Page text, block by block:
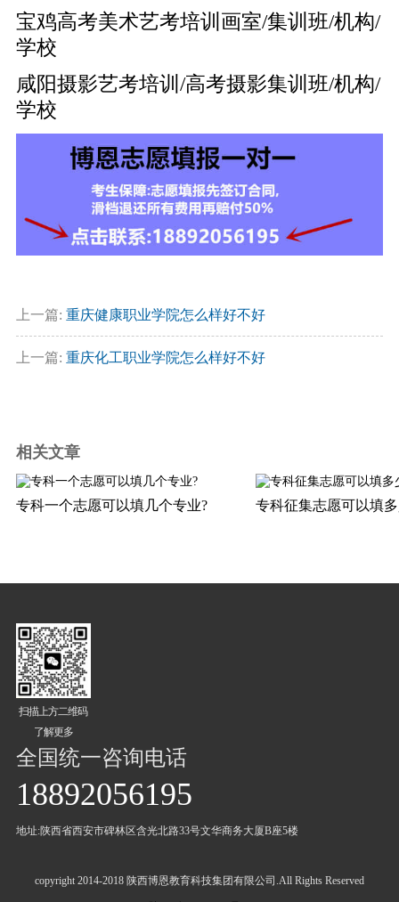
宝鸡高考美术艺考培训画室/集训班/机构/
学校
咸阳摄影艺考培训/高考摄影集训班/机构/
学校
上一篇: 重庆健康职业学院怎么样好不好
上一篇: 重庆化工职业学院怎么样好不好
相关文章
专科一个志愿可以填几个专业? 专科征集志愿可以填
扫描上方二维码
了解更多
全国统一咨询电话
18892056195
地址:陕西省西安市碑林区含光北路33号文华商务大厦B座5楼
copyright 2014-2018 陕西博恩教育科技集团有限公司.All Rights Reserved